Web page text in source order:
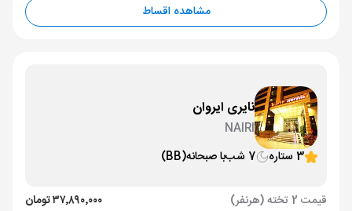
مشاهده اقساط
نایری ایروان
NAIRI
3 ستاره
7 شب با صبحانه(BB)
قیمت 2 تخته (هرنفر)
۳۷٬۸۹۰٬۰۰۰ تومان